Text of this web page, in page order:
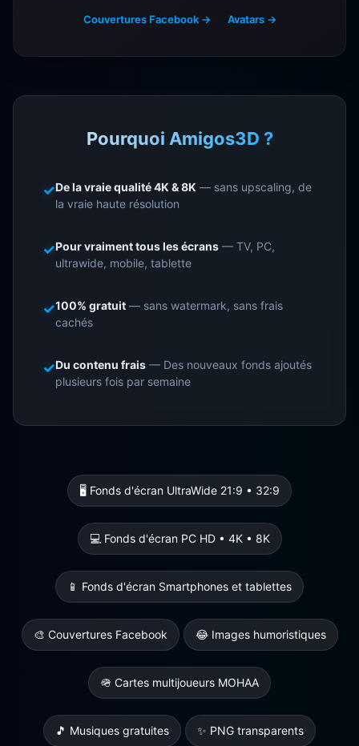
Couvertures Facebook → Avatars →
Pourquoi Amigos3D ?
✓De la vraie qualité 4K & 8K — sans upscaling, de
la vraie haute résolution
✓Pour vraiment tous les écrans — TV, PC,
ultrawide, mobile, tablette
✓100% gratuit — sans watermark, sans frais
cachés
✓Du contenu frais — Des nouveaux fonds ajoutés
plusieurs fois par semaine
🖥️ Fonds d'écran UltraWide 21:9 • 32:9
💻 Fonds d'écran PC HD • 4K • 8K
📱 Fonds d'écran Smartphones et tablettes
🎨 Couvertures Facebook 😂 Images humoristiques
🪖 Cartes multijoueurs MOHAA
🎵 Musiques gratuites ✨ PNG transparents